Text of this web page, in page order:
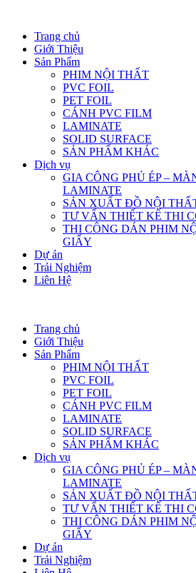
Trang chủ
Giới Thiệu
Sản Phẩm
PHIM NỘI THẤT
PVC FOIL
PET FOIL
CÁNH PVC FILM
LAMINATE
SOLID SURFACE
SẢN PHẨM KHÁC
Dịch vụ
GIA CÔNG PHỦ ÉP –
LAMINATE
SẢN XUẤT ĐỒ NỘI
TƯ VẤN THIẾT KẾ THI
THI CÔNG DÁN PHIM
GIẤY
Dự án
Trải Nghiệm
Liên Hệ
Trang chủ
Giới Thiệu
Sản Phẩm
PHIM NỘI THẤT
PVC FOIL
PET FOIL
CÁNH PVC FILM
LAMINATE
SOLID SURFACE
SẢN PHẨM KHÁC
Dịch vụ
GIA CÔNG PHỦ ÉP –
LAMINATE
SẢN XUẤT ĐỒ NỘI
TƯ VẤN THIẾT KẾ THI
THI CÔNG DÁN PHIM
GIẤY
Dự án
Trải Nghiệm